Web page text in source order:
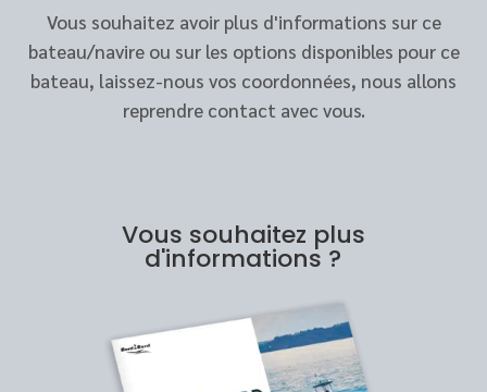
Vous souhaitez avoir plus d'informations sur ce
bateau/navire ou sur les options disponibles pour ce
bateau, laissez-nous vos coordonnées, nous allons
reprendre contact avec vous.
Vous souhaitez plus
d'informations ?